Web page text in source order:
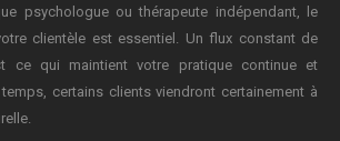
psychologue ou thérapeute indépendant, le
clientèle est essentiel. Un flux constant de
ce qui maintient votre pratique continue et
certains clients viendront certainement à